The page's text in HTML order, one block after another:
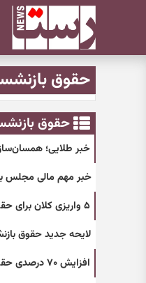
حقوق
حقوق
خبر طلایی؛ همسان‌سازی حقوق
خبر مهم مالی مجلس
۵ واریزی کلان برای حقوق بازنشستگان در آذر ۱۴۰۴ | یلدای طلایی بازنشستگان
لایحه جدید حقوق بازنشستگان را 40 درصد افزایش داد ! | واریز
افزایش ۷۰ درصدی حقوق بازنشستگان؟ | بازنشستگان منتظر بمب بودجه ۱۴۰۵